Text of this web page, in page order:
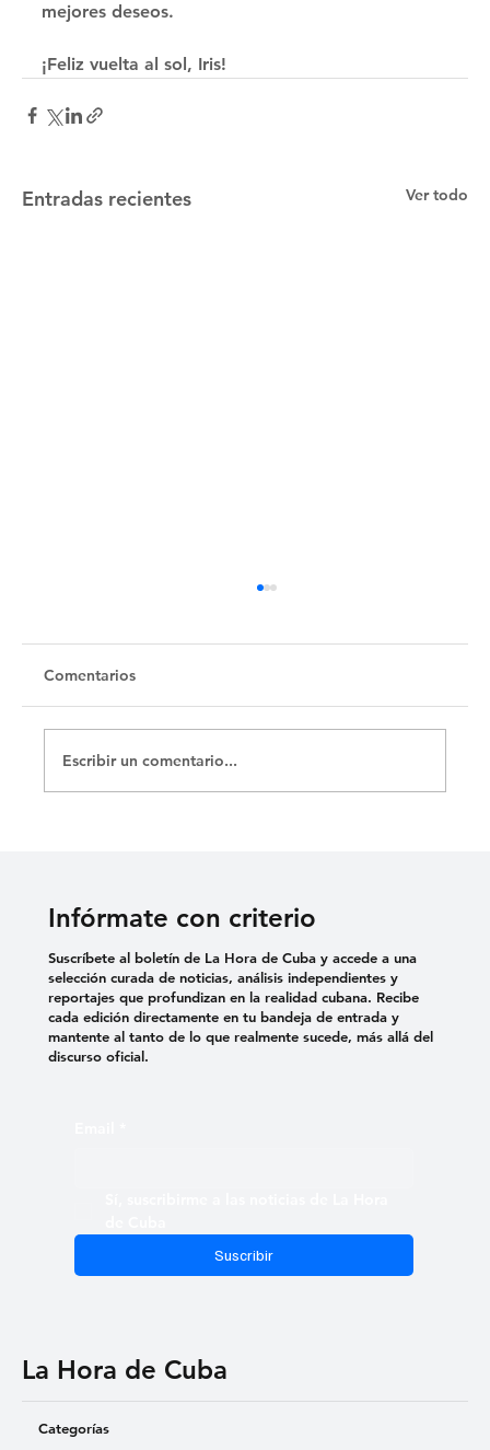
mejores deseos.
¡Feliz vuelta al sol, Iris!
Entradas recientes Ver todo
Comentarios
Escribir un comentario...
Infórmate con criterio
Suscribir
Suscríbete al boletín de La Hora de Cuba y accede a una
selección curada de noticias, análisis independientes y
reportajes que profundizan en la realidad cubana. Recibe
cada edición directamente en tu bandeja de entrada y
mantente al tanto de lo que realmente sucede, más allá del
discurso oficial.
La Hora de Cuba
Categorías